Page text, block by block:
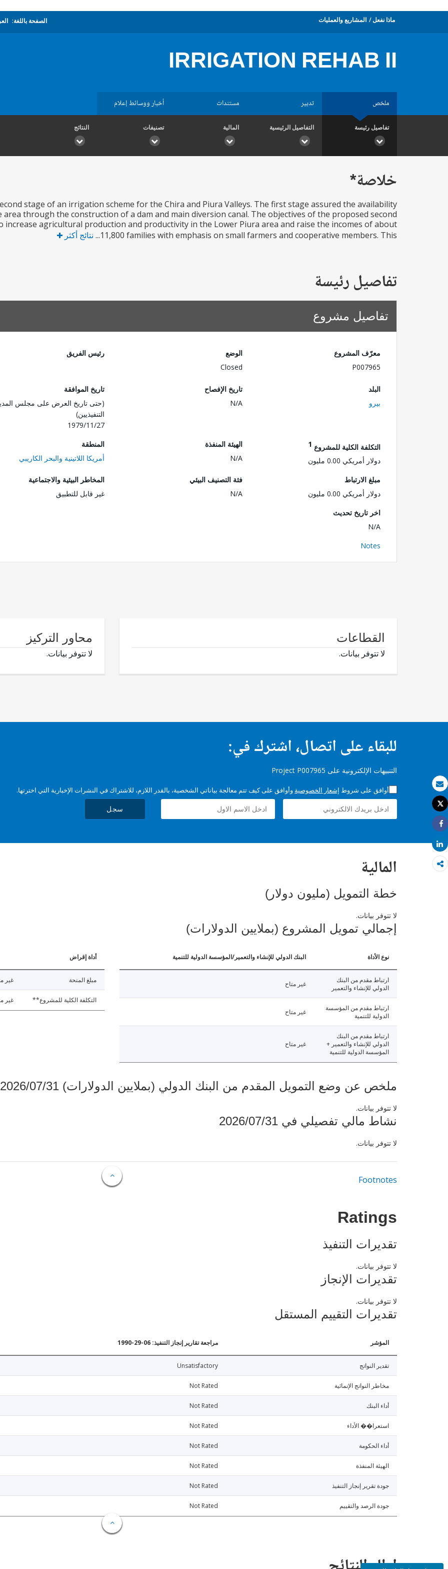
بريد الكتروني
طباعة
Tweet
Share
Share
ماذا نفعل المشاريع والعمليات الصفحة باللغة:
IRRIGATION REHAB II
ملخص تدبير مستندات أخبار ووسائط إعلام
تفاصيل رئيسة التفاصيل الرئيسية المالية تصنيفات النتائج
خلاصة*
stage of an irrigation scheme for the Chira and Piura Valleys. The first stage assured the availability
through the construction of a dam and main diversion canal. The objectives of the proposed second
increase agricultural production and productivity in the Lower Piura area and raise the incomes of about
11,800 families with emphasis on small farmers and cooperative members. This...
نتائج أكثر
تفاصيل رئيسة
تفاصيل مشروع
معرّف المشروع
P007965
الوضع
Closed
رئيس الفريق
البلد
بيرو
تاريخ الإفصاح
N/A
تاريخ الموافقة
(حتى تاريخ العرض على مجلس
التنفيذيين)
1979/11/27
التكلفة الكلية للمشروع 1
دولار أمريكي 0.00 مليون
الهيئة المنفذة
N/A
المنطقة
أمريكا اللاتينية والبحر الكاريبي
مبلغ الارتباط
دولار أمريكي 0.00 مليون
فئة التصنيف البيئي
N/A
المخاطر البيئية والاجتماعية
غير قابل للتطبيق
اخر تاريخ تحديث
N/A
Notes
القطاعات
لا تتوفر بيانات.
محاور التركيز
لا تتوفر بيانات.
للبقاء على اتصال، اشترك في:
التنبيهات الإلكترونية على Project P007965
أوافق على شروط إشعار الخصوصية وأوافق على كيف تتم معالجة بياناتي الشخصية، بالقدر اللازم، للاشتراك في النشرات الإخبارية التي اخترتها.
سجل
المالية
خطة التمويل (مليون دولار)
لا تتوفر بيانات.
إجمالي تمويل المشروع (بملايين الدولارات)
نوع الأداة البنك الدولي للإنشاء والتعمير/المؤسسة الدولية للتنمية
ارتباط مقدم من البنك
الدولي للإنشاء والتعمير
غير متاح
ارتباط مقدم من المؤسسة
الدولية للتنمية
غير متاح
ارتباط مقدم من البنك
الدولي للإنشاء والتعمير +
المؤسسة الدولية للتنمية
غير متاح
أداة إقراض
مبلغ المنحة غير
التكلفة الكلية للمشروع** غير
ملخص عن وضع التمويل المقدم من البنك الدولي (بملايين الدولارات) 2026/07/31
لا تتوفر بيانات.
نشاط مالي تفصيلي في 2026/07/31
لا تتوفر بيانات.
Footnotes
Ratings
تقديرات التنفيذ
لا تتوفر بيانات.
تقديرات الإنجاز
لا تتوفر بيانات.
تقديرات التقييم المستقل
المؤشر مراجعة تقارير إنجاز التنفيذ: 06-29-1990
تقدير النواتج Unsatisfactory
مخاطر النواتج الإنمائية Not Rated
أداء البنك Not Rated
استعرا�� الأداء Not Rated
أداء الحكومة Not Rated
الهيئة المنفذة Not Rated
جودة تقرير إنجاز التنفيذ Not Rated
جودة الرصد والتقييم Not Rated